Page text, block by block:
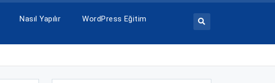
Nasıl Yapılır
WordPress Eğitim